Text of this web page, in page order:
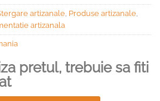
artizanale Produse artizanale
artizanala
pretul, trebuie sa fiti